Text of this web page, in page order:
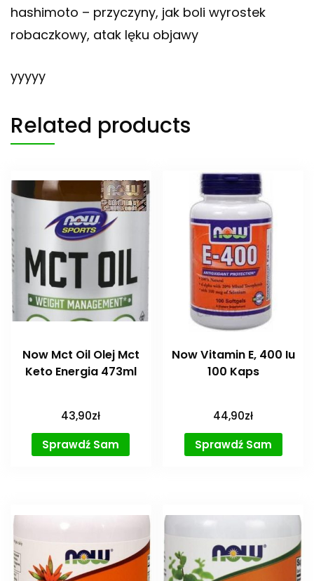
hashimoto – przyczyny, jak boli wyrostek
robaczkowy, atak lęku objawy
yyyyy
Related products
Now Mct Oil Olej Mct
Keto Energia 473ml
43,90zł
Sprawdź Sam
Now Vitamin E, 400 Iu
100 Kaps
44,90zł
Sprawdź Sam